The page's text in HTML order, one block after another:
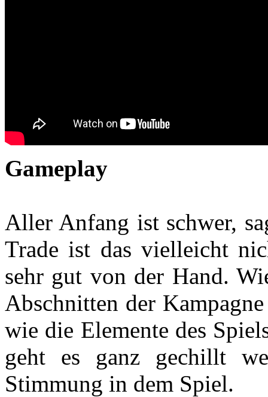
Gameplay
Aller Anfang ist schwer,
Trade ist das vielleicht
sehr gut von der Hand.
Abschnitten der
wie die Elemente des
geht es ganz gechillt
Stimmung in dem Spiel.